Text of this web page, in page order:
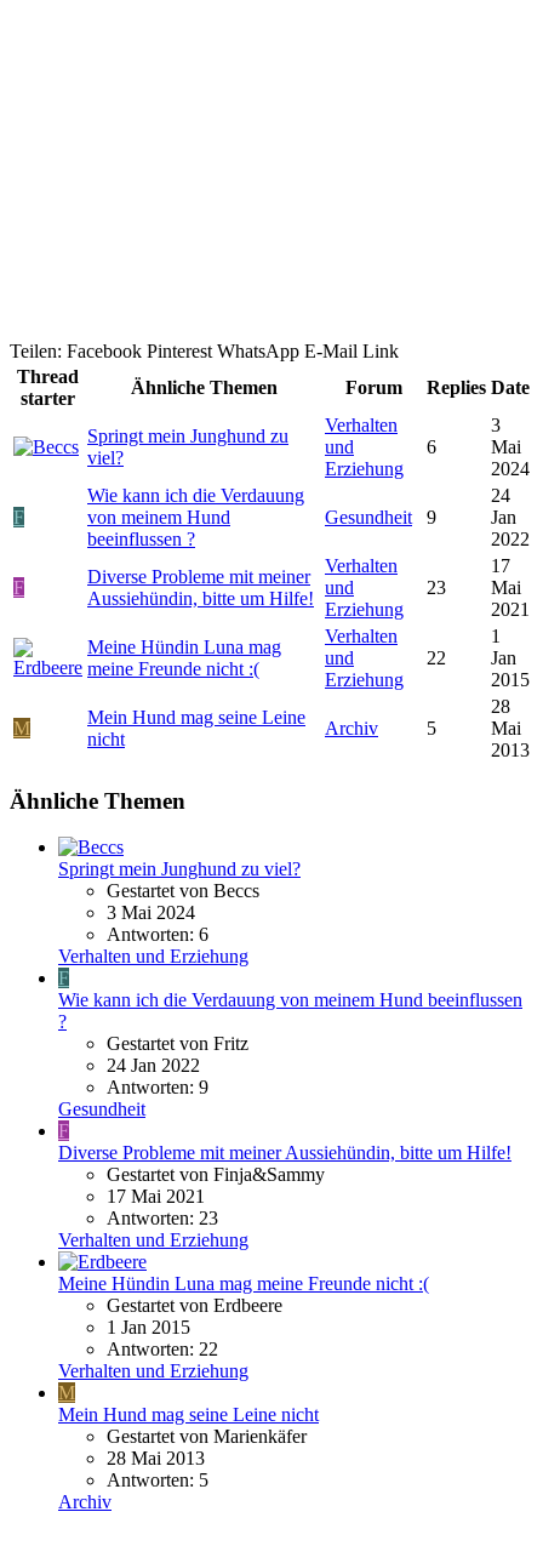
Teilen: Facebook Pinterest WhatsApp E-Mail Link
Thread
starter
Ähnliche Themen Forum Replies Date
Springt mein Junghund zu
viel?
Verhalten
und
Erziehung
6
3
Mai
2024
F
Wie kann ich die Verdauung
von meinem Hund
beeinflussen ?
Gesundheit 9
24
Jan
2022
F
Diverse Probleme mit meiner
Aussiehündin, bitte um Hilfe!
Verhalten
und
Erziehung
23
17
Mai
2021
Meine Hündin Luna mag
meine Freunde nicht :(
Verhalten
und
Erziehung
22
1
Jan
2015
M
Mein Hund mag seine Leine
nicht
Archiv 5
28
Mai
2013
Ähnliche Themen
Springt mein Junghund zu viel?
Gestartet von Beccs
3 Mai 2024
Antworten: 6
Verhalten und Erziehung
F
Wie kann ich die Verdauung von meinem Hund beeinflussen
?
Gestartet von Fritz
24 Jan 2022
Antworten: 9
Gesundheit
F
Diverse Probleme mit meiner Aussiehündin, bitte um Hilfe!
Gestartet von Finja&Sammy
17 Mai 2021
Antworten: 23
Verhalten und Erziehung
Meine Hündin Luna mag meine Freunde nicht :(
Gestartet von Erdbeere
1 Jan 2015
Antworten: 22
Verhalten und Erziehung
M
Mein Hund mag seine Leine nicht
Gestartet von Marienkäfer
28 Mai 2013
Antworten: 5
Archiv